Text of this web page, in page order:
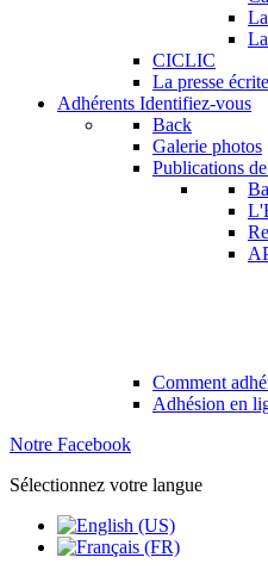
CICLIC
La presse écrite
Adhérents Identifiez-vous
Back
Galerie photos
Publications
Comment
Adhésion en
Notre Facebook
Sélectionnez votre langue